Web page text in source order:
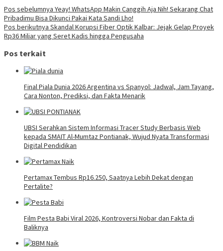
Pos sebelumnya Yeay! WhatsApp Makin Canggih Aja Nih! Sekarang Chat
Pribadimu Bisa Dikunci Pakai Kata Sandi Lho!
Pos berikutnya Skandal Korupsi Fiber Optik Kalbar: Jejak Gelap Proyek
Rp36 Miliar yang Seret Kadis hingga Pengusaha
Pos terkait
Final Piala Dunia 2026 Argentina vs Spanyol: Jadwal, Jam Tayang,
Cara Nonton, Prediksi, dan Fakta Menarik
UBSI Serahkan Sistem Informasi Tracer Study Berbasis Web
kepada SMAIT Al-Mumtaz Pontianak, Wujud Nyata Transformasi
Digital Pendidikan
Pertamax Tembus Rp16.250, Saatnya Lebih Dekat dengan
Pertalite?
Film Pesta Babi Viral 2026, Kontroversi Nobar dan Fakta di
Baliknya